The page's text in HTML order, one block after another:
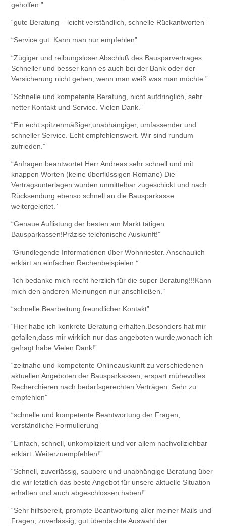
geholfen.”
“gute Beratung – leicht verständlich, schnelle Rückantworten”
“Service gut. Kann man nur empfehlen”
“Zügiger und reibungsloser Abschluß des Bausparvertrages.
Schneller und besser kann es auch bei der Bank oder der
Versicherung nicht gehen, wenn man weiß was man möchte.”
“Schnelle und kompetente Beratung, nicht aufdringlich, sehr
netter Kontakt und Service. Vielen Dank.”
“Ein echt spitzenmäßiger,unabhängiger, umfassender und
schneller Service. Echt empfehlenswert. Wir sind rundum
zufrieden.”
“Anfragen beantwortet Herr Andreas sehr schnell und mit
knappen Worten (keine überflüssigen Romane) Die
Vertragsunterlagen wurden unmittelbar zugeschickt und nach
Rücksendung ebenso schnell an die Bausparkasse
weitergeleitet.”
“Genaue Auflistung der besten am Markt tätigen
Bausparkassen!Präzise telefonische Auskunft!”
“Grundlegende Informationen über Wohnriester. Anschaulich
erklärt an einfachen Rechenbeispielen.“
“Ich bedanke mich recht herzlich für die super Beratung!!!Kann
mich den anderen Meinungen nur anschließen.“
“schnelle Bearbeitung,freundlicher Kontakt”
“Hier habe ich konkrete Beratung erhalten.Besonders hat mir
gefallen,dass mir wirklich nur das angeboten wurde,wonach ich
gefragt habe.Vielen Dank!”
“zeitnahe und kompetente Onlineauskunft zu verschiedenen
aktuellen Angeboten der Bausparkassen; erspart mühevolles
Recherchieren nach bedarfsgerechten Verträgen. Sehr zu
empfehlen”
“schnelle und kompetente Beantwortung der Fragen,
verständliche Formulierung”
“Einfach, schnell, unkompliziert und vor allem nachvollziehbar
erklärt. Weiterzuempfehlen!”
“Schnell, zuverlässig, saubere und unabhängige Beratung über
die wir letztlich das beste Angebot für unsere aktuelle Situation
erhalten und auch abgeschlossen haben!”
“Sehr hilfsbereit, prompte Beantwortung aller meiner Mails und
Fragen, zuverlässig, gut überdachte Auswahl der